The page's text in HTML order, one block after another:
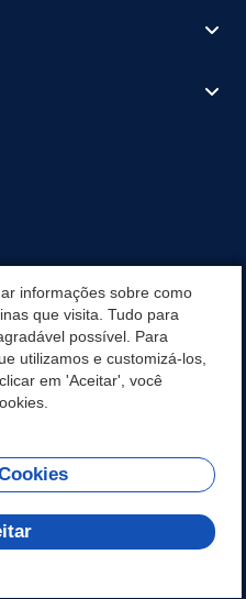
informações sobre como
que visita. Tudo para
possível. Para
utilizamos e customizá-los,
em 'Aceitar', você